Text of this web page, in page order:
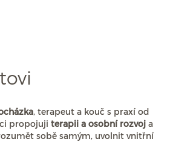
, terapeut a kouč s praxí od
propojuji terapii a osobní rozvoj a
sobě samým, uvolnit vnitřní